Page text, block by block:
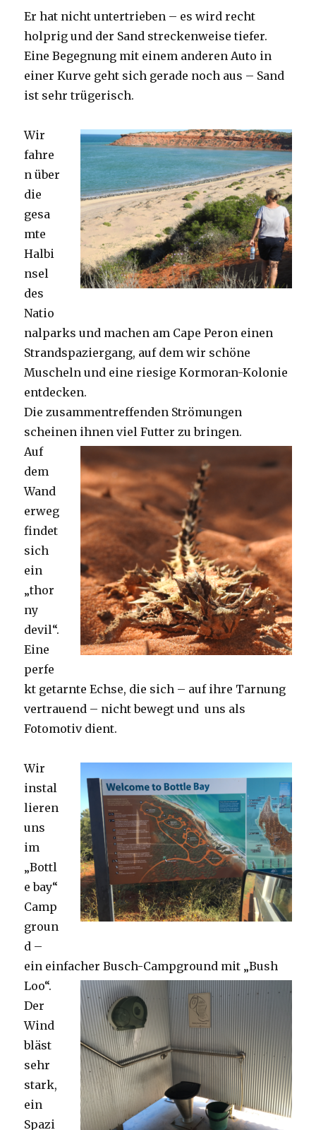
Er hat nicht untertrieben – es wird recht
holprig und der Sand streckenweise tiefer.
Eine Begegnung mit einem anderen Auto in
einer Kurve geht sich gerade noch aus – Sand
ist sehr trügerisch.
Wir
fahre
n über
die
gesa
mte
Halbi
nsel
des
Natio
nalparks und machen am Cape Peron einen
Strandspaziergang, auf dem wir schöne
Muscheln und eine riesige Kormoran-Kolonie
entdecken.
Die zusammentreffenden Strömungen
scheinen ihnen viel Futter zu bringen.
Auf
dem
Wand
erweg
findet
sich
ein
„thor
ny
devil“.
Eine
perfe
kt getarnte Echse, die sich – auf ihre Tarnung
vertrauend – nicht bewegt und uns als
Fotomotiv dient.
Wir
instal
lieren
uns
im
„Bottl
e bay“
Camp
groun
d –
ein einfacher Busch-Campground mit „Bush
Loo“.
Der
Wind
bläst
sehr
stark,
ein
Spazi